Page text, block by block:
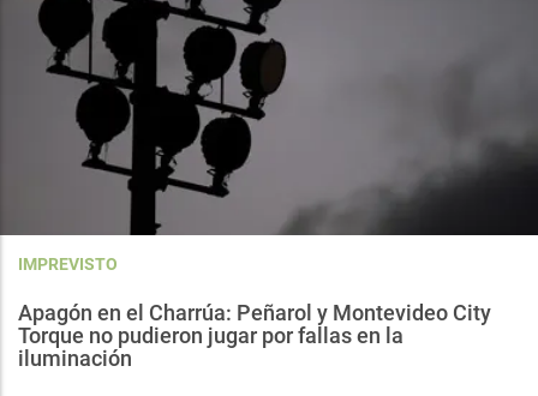
IMPREVISTO
Apagón en el Charrúa: Peñarol y Montevideo City
Torque no pudieron jugar por fallas en la
iluminación